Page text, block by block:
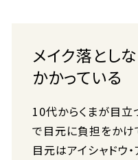
メイク落とし
かかっている
10代からくまが目立
で目元に負担をかけ
目元はアイシャドウ